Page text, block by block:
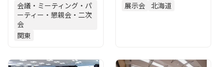
会議・ミーティング・パ
ーティー・懇親会・二次
会
関東
展示会 北海道